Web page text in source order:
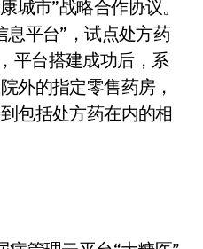
城市”战略合作协议。
平台”，试点处方药
平台搭建成功后，系
外的指定零售药房，
包括处方药在内的相